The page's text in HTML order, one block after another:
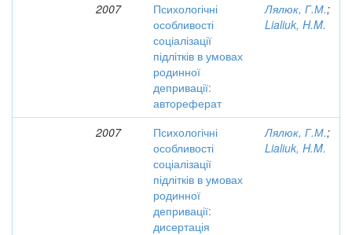
2007
Психологічні
особливості
соціалізації
підлітків в умовах
родинної
депривації:
автореферат
Лялюк, Г.М.;
Lialiuk, H.M.
2007
Психологічні
особливості
соціалізації
підлітків в умовах
родинної
депривації:
дисертація
Лялюк, Г.М.;
Lialiuk, H.M.